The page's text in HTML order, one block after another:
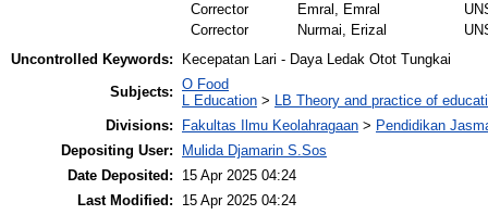
Corrector
Emral, Emral
Corrector
Nurmai, Erizal
Uncontrolled Keywords:
Kecepatan Lari - Daya Ledak Otot Tungkai
Subjects: O Food
L Education > LB Theory and practice of
Divisions:
Fakultas Ilmu Keolahragaan > Pendidikan
Depositing User:
Mulida Djamarin S.Sos
Date Deposited:
15 Apr 2025 04:24
Last Modified:
15 Apr 2025 04:24